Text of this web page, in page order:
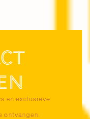
en exclusieve
ontvangen: